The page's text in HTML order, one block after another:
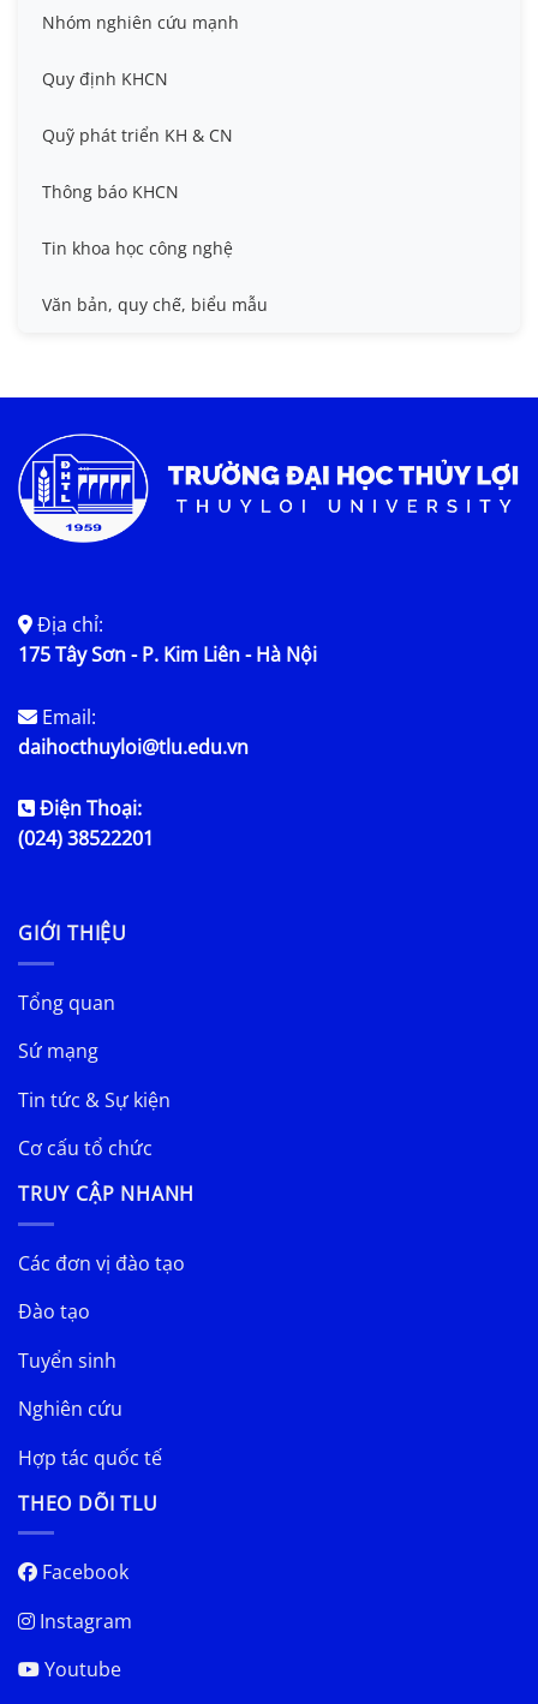
Đề tài cấp Bộ, Thành phố
Hội nghị khoa học thường niên
Hội nghị Khoa học sinh viên
Hội nghị quốc tế và hội nghị khác
Nhóm nghiên cứu mạnh
Quy định KHCN
Quỹ phát triển KH & CN
Thông báo KHCN
Tin khoa học công nghệ
Văn bản, quy chế, biểu mẫu
Địa chỉ:
175 Tây Sơn - P. Kim Liên - Hà Nội
Email:
daihocthuyloi@tlu.edu.vn
Điện Thoại:
(024) 38522201
GIỚI THIỆU
Tổng quan
Sứ mạng
Tin tức & Sự kiện
Cơ cấu tổ chức
TRUY CẬP NHANH
Các đơn vị đào tạo
Đào tạo
Tuyển sinh
Nghiên cứu
Hợp tác quốc tế
THEO DÕI TLU
Facebook
Instagram
Youtube